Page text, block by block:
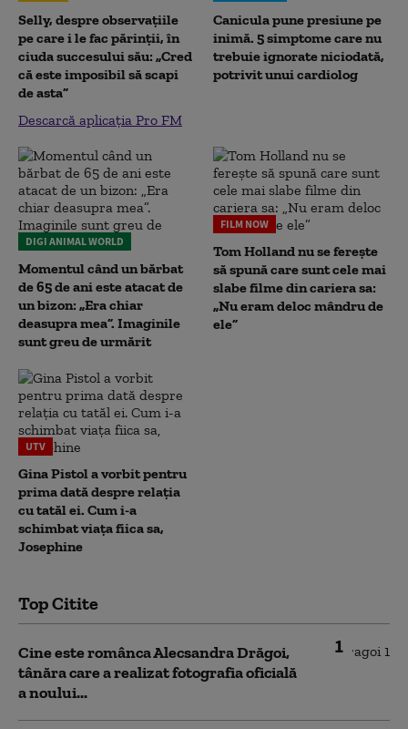
Selly, despre observațiile
pe care i le fac părinții, în
ciuda succesului său: „Cred
că este imposibil să scapi
de asta”
Descarcă aplicația Pro FM
Canicula pune presiune pe
inimă. 5 simptome care nu
trebuie ignorate niciodată,
potrivit unui cardiolog
DIGI ANIMAL WORLD
Momentul când un bărbat
de 65 de ani este atacat de
un bizon: „Era chiar
deasupra mea”. Imaginile
sunt greu de urmărit
FILM NOW
Tom Holland nu se ferește
să spună care sunt cele mai
slabe filme din cariera sa:
„Nu eram deloc mândru de
ele”
UTV
Gina Pistol a vorbit pentru
prima dată despre relația
cu tatăl ei. Cum i-a
schimbat viața fiica sa,
Josephine
Top Citite
1
Cine este românca Alecsandra Drăgoi,
tânăra care a realizat fotografia oficială
a noului...